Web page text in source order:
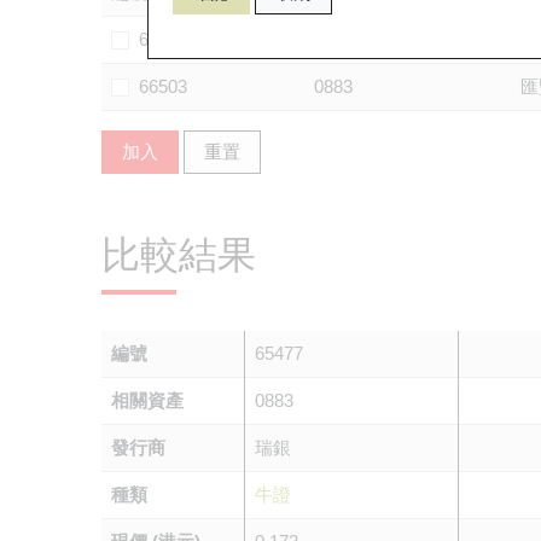
64383
66503 0883
加入 重置
比較結果
編號 65477
相關資產 0883
發行商 瑞銀
種類 牛證